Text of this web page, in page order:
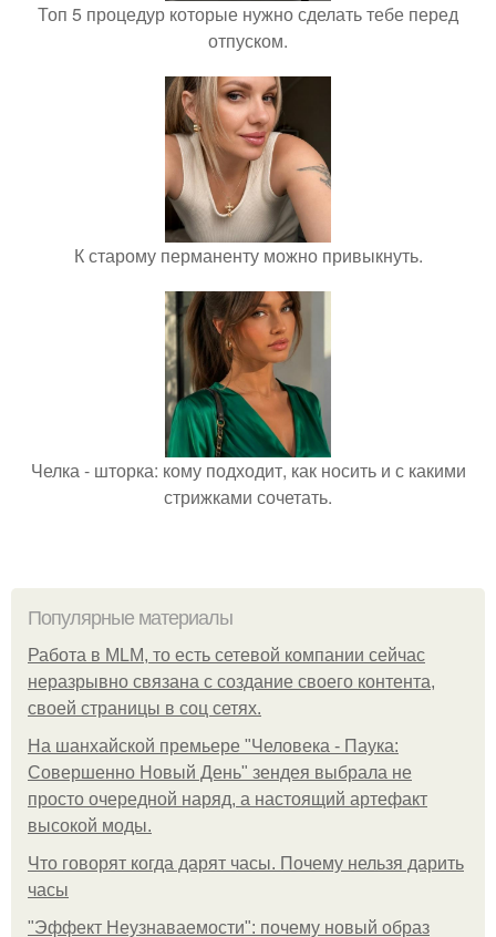
Топ 5 процедур которые нужно сделать тебе перед
отпуском.
К старому перманенту можно привыкнуть.
Челка - шторка: кому подходит, как носить и с какими
стрижками сочетать.
Популярные материалы
Работа в MLM, то есть сетевой компании сейчас
неразрывно связана с создание своего контента,
своей страницы в соц сетях.
На шанхайской премьере "Человека - Паука:
Совершенно Новый День" зендея выбрала не
просто очередной наряд, а настоящий артефакт
высокой моды.
Что говорят когда дарят часы. Почему нельзя дарить
часы
"Эффект Неузнаваемости": почему новый образ